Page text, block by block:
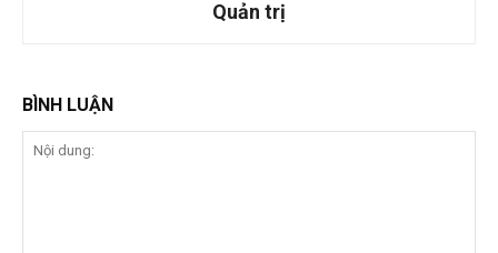
Quản trị
BÌNH LUẬN